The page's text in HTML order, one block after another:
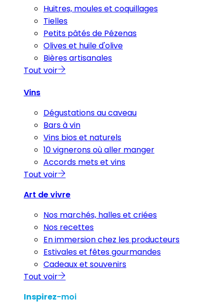
Huitres, moules et coquillages
Tielles
Petits pâtés de Pézenas
Olives et huile d'olive
Bières artisanales
Tout voir
Vins
Dégustations au caveau
Bars à vin
Vins bios et naturels
10 vignerons où aller manger
Accords mets et vins
Tout voir
Art de vivre
Nos marchés, halles et criées
Nos recettes
En immersion chez les producteurs
Estivales et fêtes gourmandes
Cadeaux et souvenirs
Tout voir
Inspirez-moi